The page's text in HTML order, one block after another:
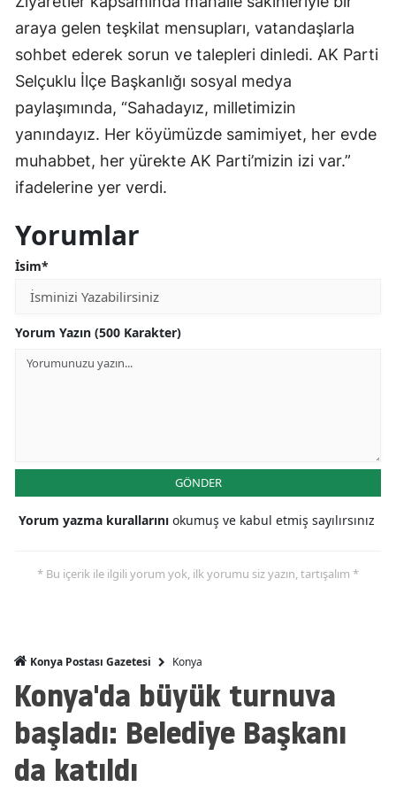
Mersin
İstanbul
İzmir
Kars
Kastamonu
Mardin
Ordu
Rize
araya gelen teşkilat mensupları, vatandaşlarla
sohbet ederek sorun ve talepleri dinledi. AK Parti
Selçuklu İlçe Başkanlığı sosyal medya
paylaşımında, “Sahadayız, milletimizin
yanındayız. Her köyümüzde samimiyet, her evde
muhabbet, her yürekte AK Parti’mizin izi var.”
ifadelerine yer verdi.
Yorumlar
İsim*
Yorum Yazın (500 Karakter)
GÖNDER
Yorum yazma kurallarını okumuş ve kabul etmiş sayılırsınız
* Bu içerik ile ilgili yorum yok, ilk yorumu siz yazın, tartışalım *
Konya Postası Gazetesi Konya
Konya'da büyük turnuva
başladı: Belediye Başkanı
da katıldı